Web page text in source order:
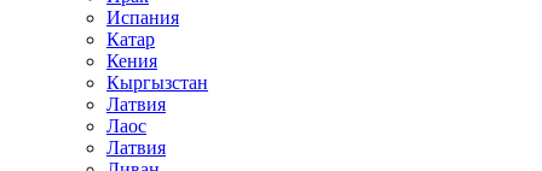
Испания
Катар
Кения
Кыргызстан
Латвия
Лаос
Латвия